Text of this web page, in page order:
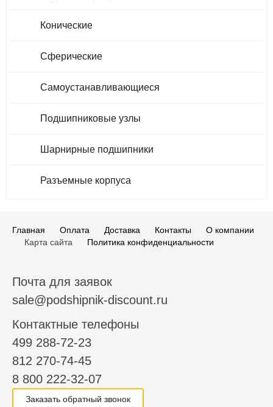
Конические
Сферические
Самоустанавливающиеся
Подшипниковые узлы
Шарнирные подшипники
Разъемные корпуса
Главная Оплата Доставка Контакты
О компании
Карта сайта
Политика конфиденциальности
Почта для заявок
sale@podshipnik-discount.ru
Контактные телефоны
499 288-72-23
812 270-74-45
8 800 222-32-07
Заказать обратный звонок